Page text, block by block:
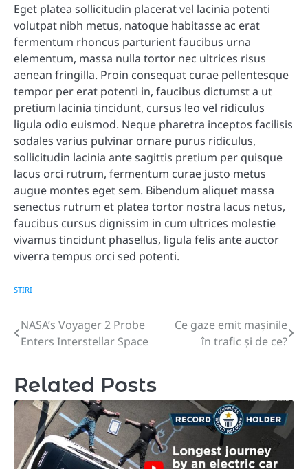
Eget platea sollicitudin placerat vel lacinia potenti
volutpat nibh metus, natoque habitasse ac erat
fermentum rhoncus parturient faucibus urna
elementum, massa nulla tortor nec ultrices risus
aenean fringilla. Proin consequat curae pellentesque
tempor per erat potenti in, faucibus dictumst a ut
pretium lacinia tincidunt, cursus leo vel ridiculus
ligula odio euismod. Neque pharetra inceptos facilisis
sodales varius pulvinar ornare purus ridiculus,
sollicitudin lacinia ante sagittis pretium per quisque
lacus orci rutrum, fermentum curae justo metus
augue montes eget sem. Bibendum aliquet massa
senectus rutrum et platea tortor nostra lacus netus,
faucibus cursus dignissim in cum ultrices molestie
vivamus tincidunt phasellus, ligula felis ante auctor
viverra tempus orci sed potenti.
STIRI
Post
NASA’s Voyager 2 Probe
Enters Interstellar Space
Ce gaze emit mașinile
în trafic și de ce?
Related Posts